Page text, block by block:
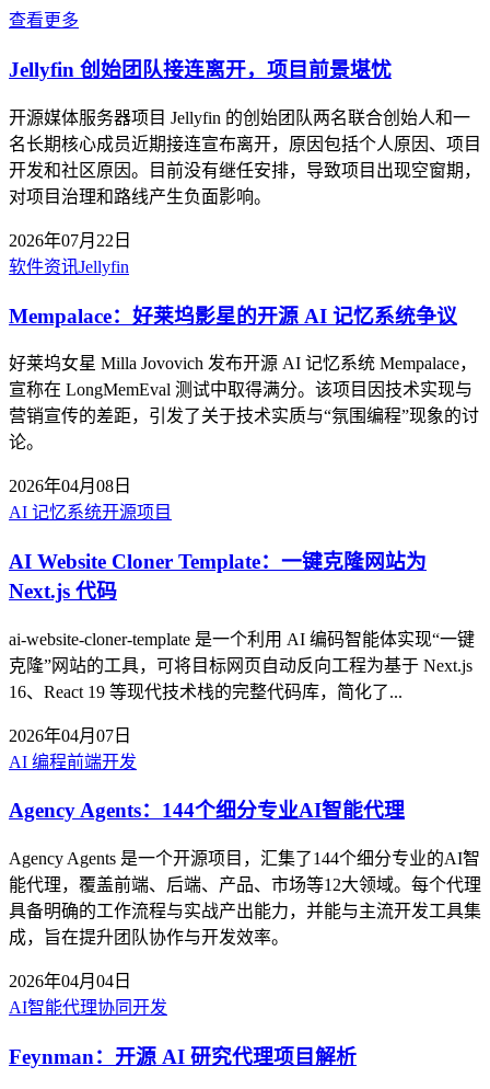
查看更多
Jellyfin 创始团队接连离开，项目前景堪忧
开源媒体服务器项目 Jellyfin 的创始团队两名联合创始人和一
名长期核心成员近期接连宣布离开，原因包括个人原因、项目
开发和社区原因。目前没有继任安排，导致项目出现空窗期，
对项目治理和路线产生负面影响。
2026年07月22日
软件资讯Jellyfin
Mempalace：好莱坞影星的开源 AI 记忆系统争议
好莱坞女星 Milla Jovovich 发布开源 AI 记忆系统 Mempalace，
宣称在 LongMemEval 测试中取得满分。该项目因技术实现与
营销宣传的差距，引发了关于技术实质与“氛围编程”现象的讨
论。
2026年04月08日
AI 记忆系统开源项目
AI Website Cloner Template：一键克隆网站为
Next.js 代码
ai-website-cloner-template 是一个利用 AI 编码智能体实现“一键
克隆”网站的工具，可将目标网页自动反向工程为基于 Next.js
16、React 19 等现代技术栈的完整代码库，简化了...
2026年04月07日
AI 编程前端开发
Agency Agents：144个细分专业AI智能代理
Agency Agents 是一个开源项目，汇集了144个细分专业的AI智
能代理，覆盖前端、后端、产品、市场等12大领域。每个代理
具备明确的工作流程与实战产出能力，并能与主流开发工具集
成，旨在提升团队协作与开发效率。
2026年04月04日
AI智能代理协同开发
Feynman：开源 AI 研究代理项目解析